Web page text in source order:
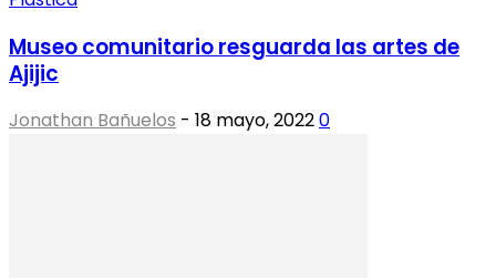
Museo comunitario resguarda las artes de
Ajijic
Jonathan Bañuelos - 18 mayo, 20220